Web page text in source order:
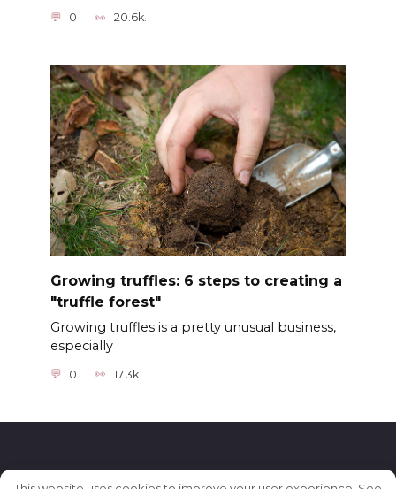
0 20.6k.
Growing truffles: 6 steps to creating a
"truffle forest"
Growing truffles is a pretty unusual business,
especially
0 17.3k.
© 2026 Бизнес-идеи для женщин и девушек